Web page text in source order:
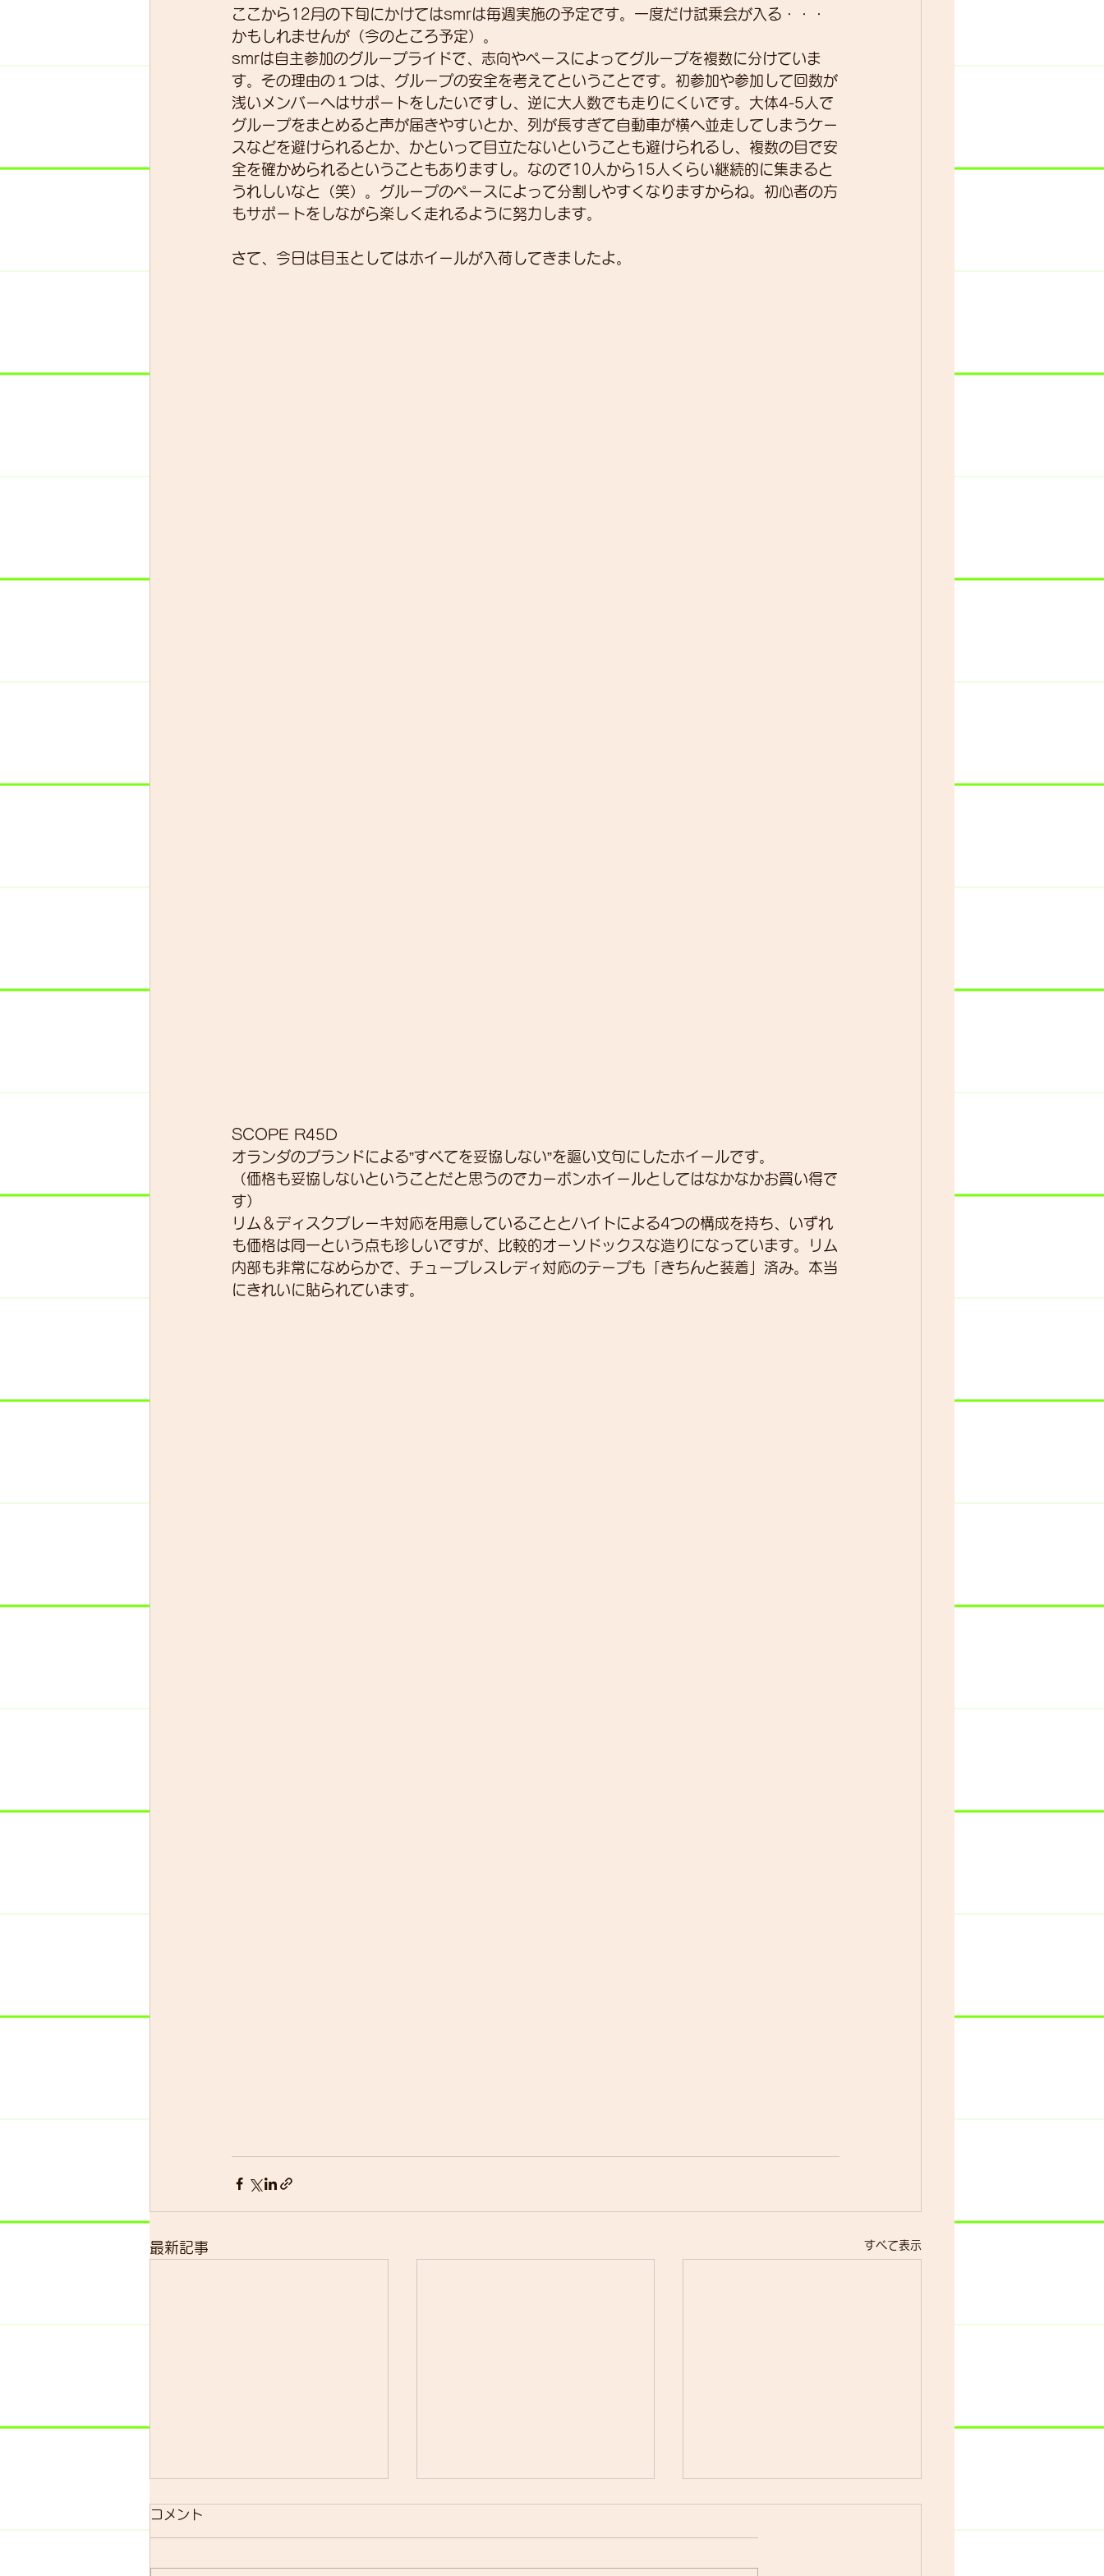
スキルアップ 試乗車 展示会 営業 紹介 独り言 パワーメーター 動画
グループライド ウェットスーツ
ここから12月の下旬にかけてはsmrは毎週実施の予定です。一度だけ試乗会が入る・・・
かもしれませんが（今のところ予定）。
smrは自主参加のグループライドで、志向やペースによってグループを複数に分けていま
す。その理由の１つは、グループの安全を考えてということです。初参加や参加して回数が
浅いメンバーへはサポートをしたいですし、逆に大人数でも走りにくいです。大体4-5人で
グループをまとめると声が届きやすいとか、列が長すぎて自動車が横へ並走してしまうケー
スなどを避けられるとか、かといって目立たないということも避けられるし、複数の目で安
全を確かめられるということもありますし。なので10人から15人くらい継続的に集まると
うれしいなと（笑）。グループのペースによって分割しやすくなりますからね。初心者の方
もサポートをしながら楽しく走れるように努力します。
さて、今日は目玉としてはホイールが入荷してきましたよ。
SCOPE R45D
オランダのブランドによる”すべてを妥協しない”を謳い文句にしたホイールです。
（価格も妥協しないということだと思うのでカーボンホイールとしてはなかなかお買い得で
す）
リム＆ディスクブレーキ対応を用意していることとハイトによる4つの構成を持ち、いずれ
も価格は同一という点も珍しいですが、比較的オーソドックスな造りになっています。リム
内部も非常になめらかで、チューブレスレディ対応のテープも「きちんと装着」済み。本当
にきれいに貼られています。
最新記事 すべて表示
コメント